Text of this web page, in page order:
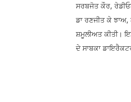
ਸਰਬਜੋਤ ਕੌਰ,
ਡਾ ਰਣਜੀਤ ਕੇ
ਸ਼ਮੂਲੀਅਤ ਕੀਤੀ।
ਦੇ ਸਾਬਕਾ